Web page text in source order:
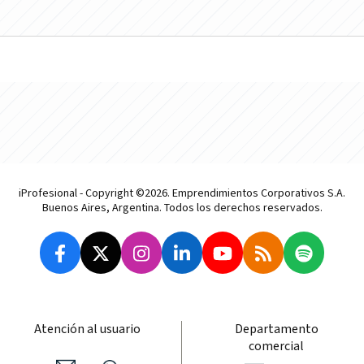
iProfesional - Copyright ©2026. Emprendimientos Corporativos S.A.
Buenos Aires, Argentina. Todos los derechos reservados.
Atención al usuario
Departamento
comercial